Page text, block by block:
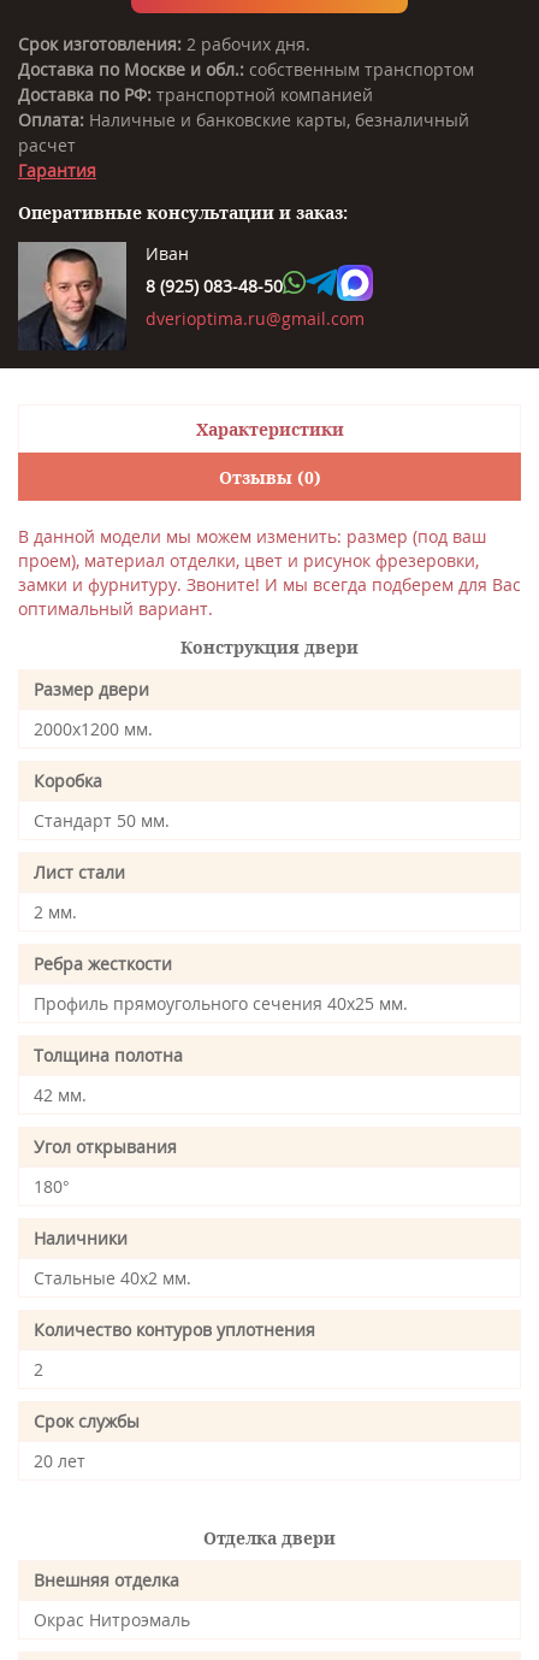
Срок изготовления: 2 рабочих дня.
Доставка по Москве и обл.: собственным транспортом
Доставка по РФ: транспортной компанией
Оплата: Наличные и банковские карты, безналичный
расчет
Гарантия
Оперативные консультации и заказ:
Иван
8 (925) 083-48-50
dverioptima.ru@gmail.com
Характеристики
Отзывы (0)
В данной модели мы можем изменить: размер (под ваш
проем), материал отделки, цвет и рисунок фрезеровки,
замки и фурнитуру. Звоните! И мы всегда подберем для Вас
оптимальный вариант.
Конструкция двери
Размер двери
2000х1200 мм.
Коробка
Стандарт 50 мм.
Лист стали
2 мм.
Ребра жесткости
Профиль прямоугольного сечения 40х25 мм.
Толщина полотна
42 мм.
Угол открывания
180°
Наличники
Стальные 40х2 мм.
Количество контуров уплотнения
2
Срок службы
20 лет
Отделка двери
Внешняя отделка
Окрас Нитроэмаль